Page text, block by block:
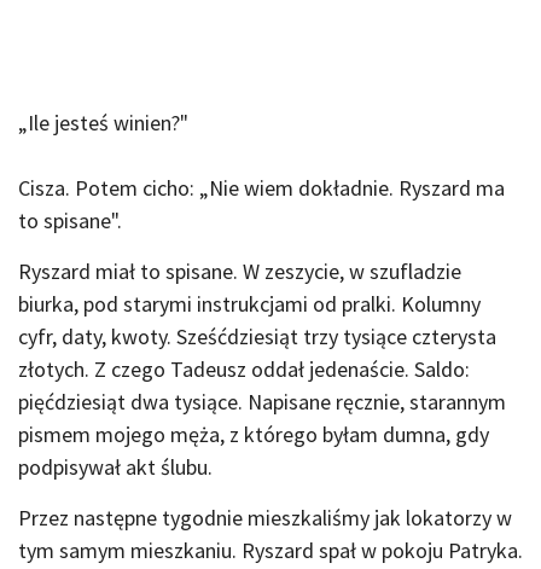
„Ile jesteś winien?"
Cisza. Potem cicho: „Nie wiem dokładnie. Ryszard ma
to spisane".
Ryszard miał to spisane. W zeszycie, w szufladzie
biurka, pod starymi instrukcjami od pralki. Kolumny
cyfr, daty, kwoty. Sześćdziesiąt trzy tysiące czterysta
złotych. Z czego Tadeusz oddał jedenaście. Saldo:
pięćdziesiąt dwa tysiące. Napisane ręcznie, starannym
pismem mojego męża, z którego byłam dumna, gdy
podpisywał akt ślubu.
Przez następne tygodnie mieszkaliśmy jak lokatorzy w
tym samym mieszkaniu. Ryszard spał w pokoju Patryka.